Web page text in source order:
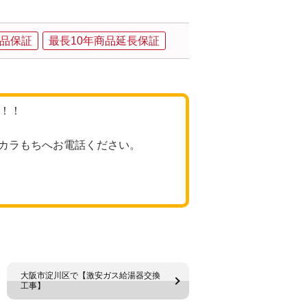
保証 最長10年商品延長保証
！
ラもちへお電話ください。
大阪市淀川区で【激安ガス給湯器交換
工事】